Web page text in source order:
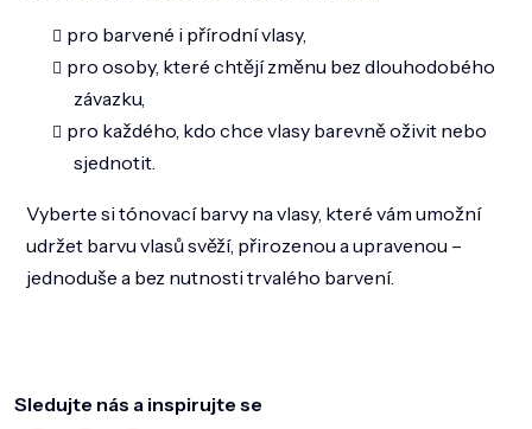
pro barvené i přírodní vlasy,
pro osoby, které chtějí změnu bez dlouhodobého
závazku,
pro každého, kdo chce vlasy barevně oživit nebo
sjednotit.
Vyberte si tónovací barvy na vlasy, které vám umožní
udržet barvu vlasů svěží, přirozenou a upravenou –
jednoduše a bez nutnosti trvalého barvení.
Sledujte nás a inspirujte se